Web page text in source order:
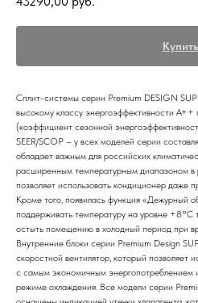
Купить
Сплит-системы серии Premium DESIGN
высокому классу энергоэффективности A++
(коэффициент сезонной
SEER/SCOP – у всех моделей серии
обладает важным для российских
расширенным температурным диапазоном в
позволяет использовать кондиционер даже
Кроме того, появилась функция «Дежурный
поддерживать температуру на уровне +8°С
остыть помещению в холодный период при
Внутренние блоки серии Premium Design
скоростной вентилятор, который позволяет
с самым экономичным
режиме охлаждения. Все модели серии